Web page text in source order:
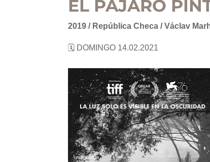
EL PÁJARO
2019 / República Checa / Václav
🗓 DOMINGO 14.02.2021